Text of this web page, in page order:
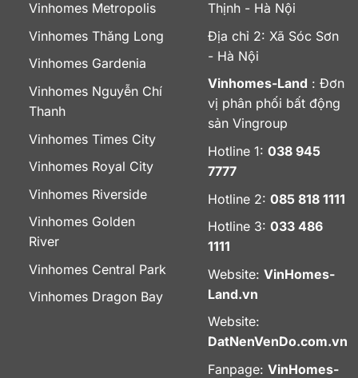
Vinhomes Metropolis
Vinhomes Thăng Long
Vinhomes Gardenia
Vinhomes Nguyễn Chí
Thanh
Vinhomes Times City
Vinhomes Royal City
Vinhomes Riverside
Vinhomes Golden
River
Vinhomes Central Park
Vinhomes Dragon Bay
Thịnh - Hà Nội
Địa chỉ 2: Xã Sóc Sơn
- Hà Nội
Vinhomes-Land : Đơn
vị phân phối bất động
sản Vingroup
Hotline 1: 038 945
7777
Hotline 2: 085 818 1111
Hotline 3: 033 486
1111
Website: VinHomes-
Land.vn
Website:
DatNenVenDo.com.vn
Fanpage: VinHomes-